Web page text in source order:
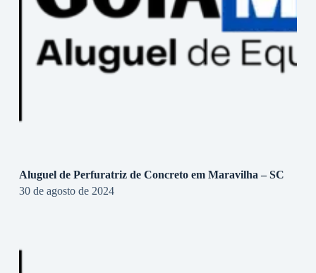
Aluguel de Perfuratriz de Concreto em Maravilha – SC
30 de agosto de 2024